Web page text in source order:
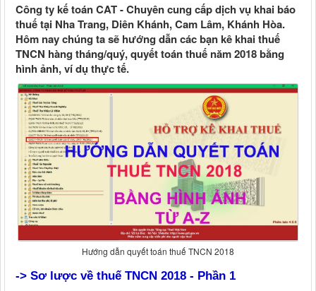
Công ty kế toán CAT - Chuyên cung cấp dịch vụ khai báo
thuế tại Nha Trang, Diên Khánh, Cam Lâm, Khánh Hòa.
Hôm nay chúng ta sẽ hướng dẫn các bạn kê khai thuế
TNCN hàng tháng/quý, quyết toán thuế năm 2018 bằng
hình ảnh, ví dụ thực tế.
Hướng dẫn quyết toán thuế TNCN 2018
-> Sơ lược về thuế TNCN 2018 - Phần 1